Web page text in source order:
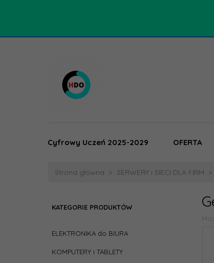
Cyfrowy Uczeń 2025-2029 OFERTA
Strona główna SERWERY i SIECI DLA FIRM
KATEGORIE PRODUKTÓW
ELEKTRONIKA do BIURA
KOMPUTERY i TABLETY